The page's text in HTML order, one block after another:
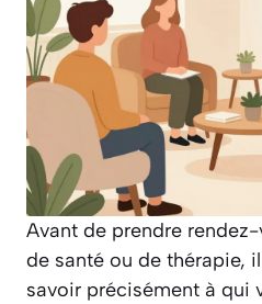
Avant de prendre
de santé ou de thérapie,
savoir précisément à qui